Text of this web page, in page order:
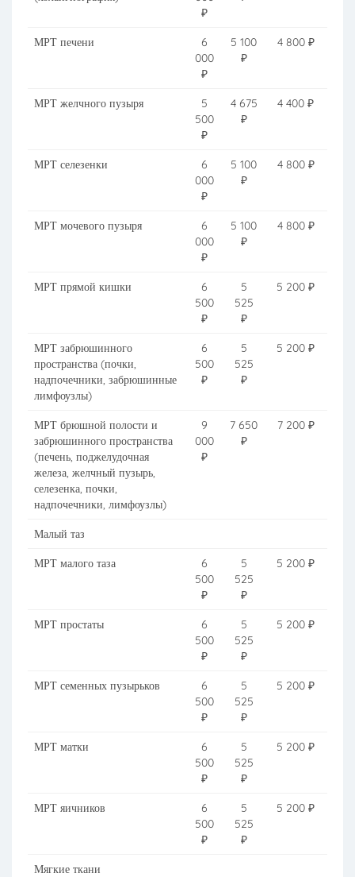
₽
МРТ печени
6
000
₽
5 100
₽
4 800 ₽
МРТ желчного пузыря
5
500
₽
4 675
₽
4 400 ₽
МРТ селезенки
6
000
₽
5 100
₽
4 800 ₽
МРТ мочевого пузыря
6
000
₽
5 100
₽
4 800 ₽
МРТ прямой кишки
6
500
₽
5
525
₽
5 200 ₽
МРТ забрюшинного
пространства (почки,
надпочечники, забрюшинные
лимфоузлы)
6
500
₽
5
525
₽
5 200 ₽
МРТ брюшной полости и
забрюшинного пространства
(печень, поджелудочная
железа, желчный пузырь,
селезенка, почки,
надпочечники, лимфоузлы)
9
000
₽
7 650
₽
7 200 ₽
Малый таз
МРТ малого таза
6
500
₽
5
525
₽
5 200 ₽
МРТ простаты
6
500
₽
5
525
₽
5 200 ₽
МРТ семенных пузырьков
6
500
₽
5
525
₽
5 200 ₽
МРТ матки
6
500
₽
5
525
₽
5 200 ₽
МРТ яичников
6
500
₽
5
525
₽
5 200 ₽
Мягкие ткани